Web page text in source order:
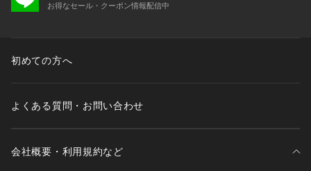
お得なセール・クーポン情報配信中
初めての方へ
よくある質問・お問い合わせ
会社概要・利用規約など